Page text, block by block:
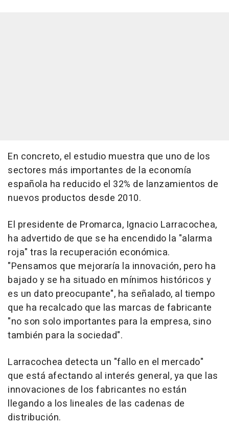
En concreto, el estudio muestra que uno de los
sectores más importantes de la economía
española ha reducido el 32% de lanzamientos de
nuevos productos desde 2010.
El presidente de Promarca, Ignacio Larracochea,
ha advertido de que se ha encendido la "alarma
roja" tras la recuperación económica.
"Pensamos que mejoraría la innovación, pero ha
bajado y se ha situado en mínimos históricos y
es un dato preocupante", ha señalado, al tiempo
que ha recalcado que las marcas de fabricante
"no son solo importantes para la empresa, sino
también para la sociedad".
Larracochea detecta un "fallo en el mercado"
que está afectando al interés general, ya que las
innovaciones de los fabricantes no están
llegando a los lineales de las cadenas de
distribución.